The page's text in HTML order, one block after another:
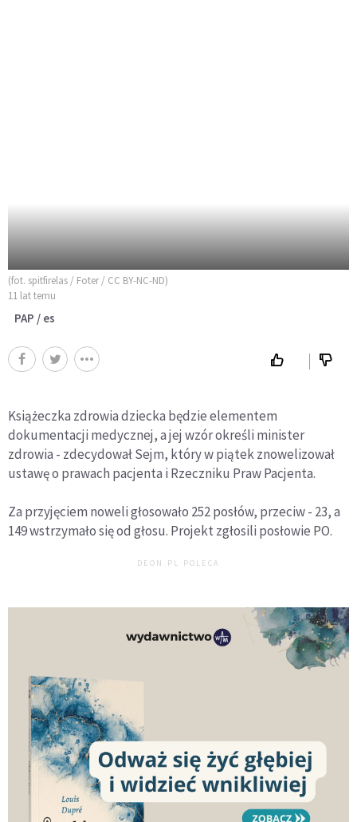
(fot. spitfirelas / Foter / CC BY-NC-ND)
11 lat temu
PAP / es
Książeczka zdrowia dziecka będzie elementem
dokumentacji medycznej, a jej wzór określi minister
zdrowia - zdecydował Sejm, który w piątek znowelizował
ustawę o prawach pacjenta i Rzeczniku Praw Pacjenta.
Za przyjęciem noweli głosowało 252 posłów, przeciw - 23, a
149 wstrzymało się od głosu. Projekt zgłosili posłowie PO.
DEON.PL POLECA